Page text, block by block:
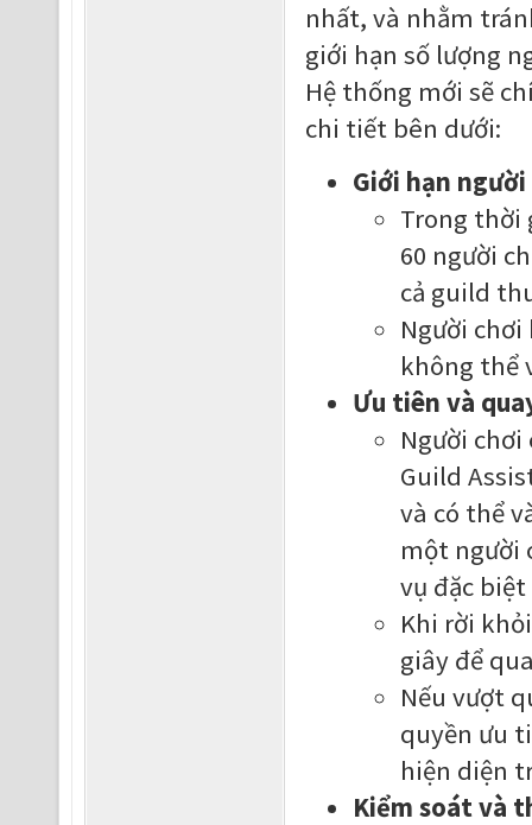
nhất, và nhằm
giới hạn số lượng
Hệ thống mới sẽ
chi tiết bên dưới:
Giới hạn
Trong thời
60 người
cả guild
Người
không thể
Ưu tiên và
Người
Guild
và có thể
một người
vụ đặc
Khi rời
giây để
Nếu vượt
quyền ưu
hiện diện
Kiểm soát và